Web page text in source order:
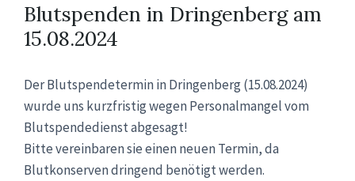
Blutspenden in Dringenberg am
15.08.2024
Der Blutspendetermin in Dringenberg (15.08.2024)
wurde uns kurzfristig wegen Personalmangel vom
Blutspendedienst abgesagt!
Bitte vereinbaren sie einen neuen Termin, da
Blutkonserven dringend benötigt werden.